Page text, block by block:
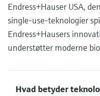
Endress+Hauser USA,
single-use-teknologier
Endress+Hausers
understøtter moderne
Hvad betyder